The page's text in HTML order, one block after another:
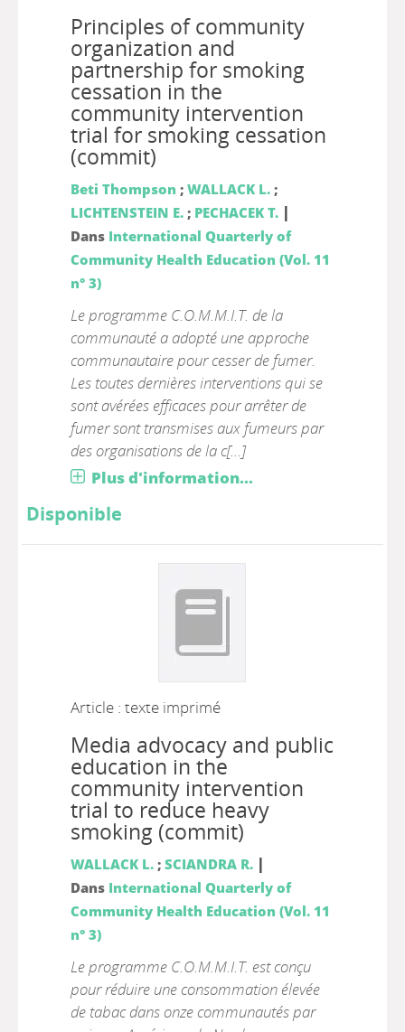
Principles of community
organization and
partnership for smoking
cessation in the
community intervention
trial for smoking cessation
(commit)
Beti Thompson ; WALLACK L.;
LICHTENSTEIN E.; PECHACEK T. |
Dans International Quarterly of
Community Health Education (Vol. 11
n° 3)
Le programme C.O.M.M.I.T. de la
communauté a adopté une approche
communautaire pour cesser de fumer.
Les toutes dernières interventions qui se
sont avérées efficaces pour arrêter de
fumer sont transmises aux fumeurs par
des organisations de la c[...]
Plus d'information...
Disponible
Article : texte imprimé
Media advocacy and public
education in the
community intervention
trial to reduce heavy
smoking (commit)
WALLACK L.; SCIANDRA R. |
Dans International Quarterly of
Community Health Education (Vol. 11
n° 3)
Le programme C.O.M.M.I.T. est conçu
pour réduire une consommation élevée
de tabac dans onze communautés par